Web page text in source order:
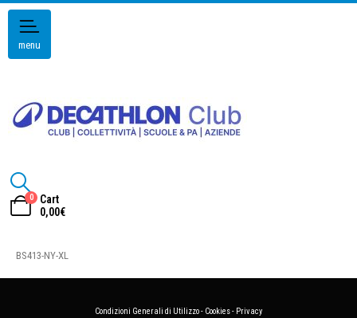
menu
0
Cart
0,00€
BS413-NY-XL
Condizioni Generali di Utilizzo- Cookies- Privacy